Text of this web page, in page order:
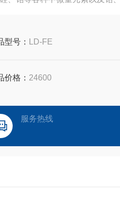
型号： LD-FE
价格： 24600
服务热线